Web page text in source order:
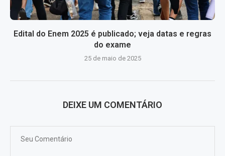
Edital do Enem 2025 é publicado; veja datas e regras
do exame
25 de maio de 2025
DEIXE UM COMENTÁRIO